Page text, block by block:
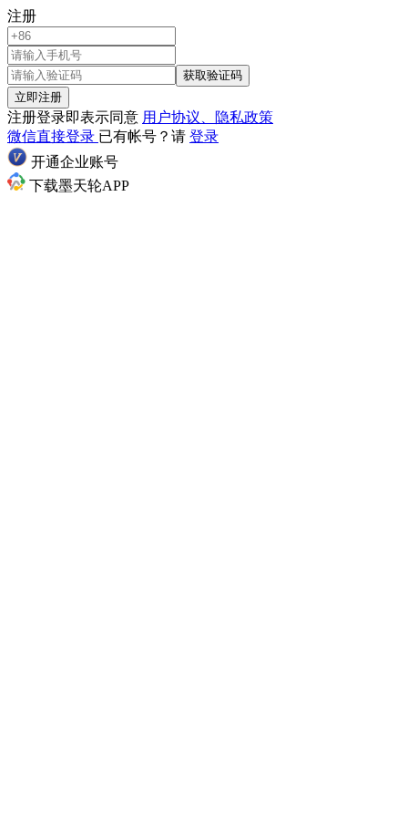
注册
获取验证码
立即注册
注册登录即表示同意 用户协议、隐私政策
微信直接登录 已有帐号？请 登录
开通企业账号
下载墨天轮APP